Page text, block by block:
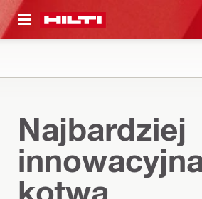
GŁÓWNEJ
Najbardziej